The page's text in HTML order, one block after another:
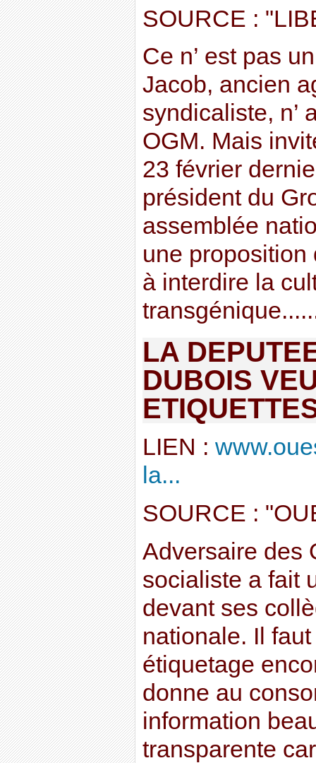
SOURCE :
Ce n’ est pas
Jacob, ancien
syndicaliste, n’
OGM. Mais
23 février
président du
assemblée
une
à interdire la
LA
DUBOIS
LIEN :
la...
SOURCE :
Adversaire des
socialiste a fait
devant ses
nationale. Il faut
étiquetage
donne au
information
transparente